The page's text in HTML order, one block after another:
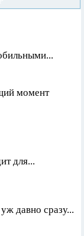
момент
для...
давно сразу...